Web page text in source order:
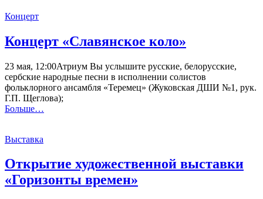
Концерт
Концерт «Славянское коло»
23 мая, 12:00Атриум Вы услышите русские, белорусские,
сербские народные песни в исполнении солистов
фольклорного ансамбля «Теремец» (Жуковская ДШИ №1, рук.
Г.П. Щеглова);
Больше…
Выставка
Открытие художественной выставки
«Горизонты времен»